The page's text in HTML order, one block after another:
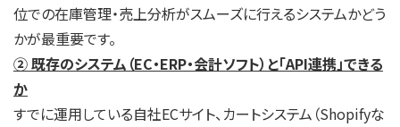
位での在庫管理・売上分析がスムーズに行えるシステムかどう
かが最重要です。
② 既存のシステム（EC・ERP・会計ソフト）と「API連携」できる
か
すでに運用している自社ECサイト、カートシステム（Shopifyな